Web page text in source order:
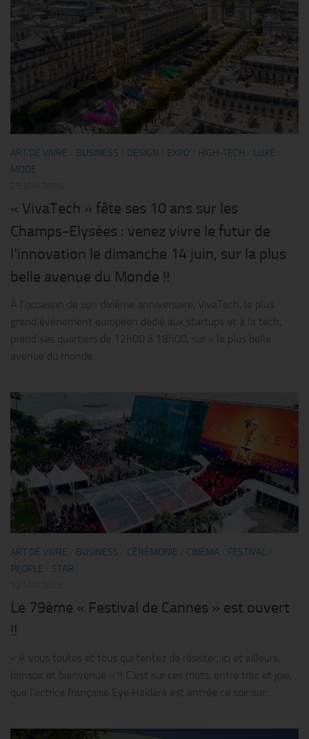
ART DE VIVRE BUSINESS DESIGN EXPO HIGH-TECH LUXE
MODE
« VivaTech » fête ses 10 ans sur les
Champs-Elysées : venez vivre le futur de
l’innovation le dimanche 14 juin, sur la plus
belle avenue du Monde !!
À l’occasion de son dixième anniversaire, VivaTech, le plus
grand événement européen dédié aux startups et à la tech,
prend ses quartiers de 12h00 à 18h00, sur « la plus belle
avenue du monde...
ART DE VIVRE BUSINESS CÉRÉMONIE CINÉMA FESTIVAL
PEOPLE
STAR
Le 79ème « Festival de Cannes » est ouvert
!!
« À vous toutes et tous qui tentez de résister, ici et ailleurs,
bonsoir et bienvenue » !! C’est sur ces mots, entre trac et joie,
que l’actrice française Eye Haïdara est entrée ce soir sur...